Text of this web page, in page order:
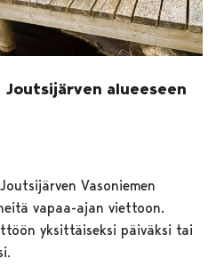
alueeseen
Vasoniemen
vapaa-ajan viettoon.
yksittäiseksi päiväksi tai